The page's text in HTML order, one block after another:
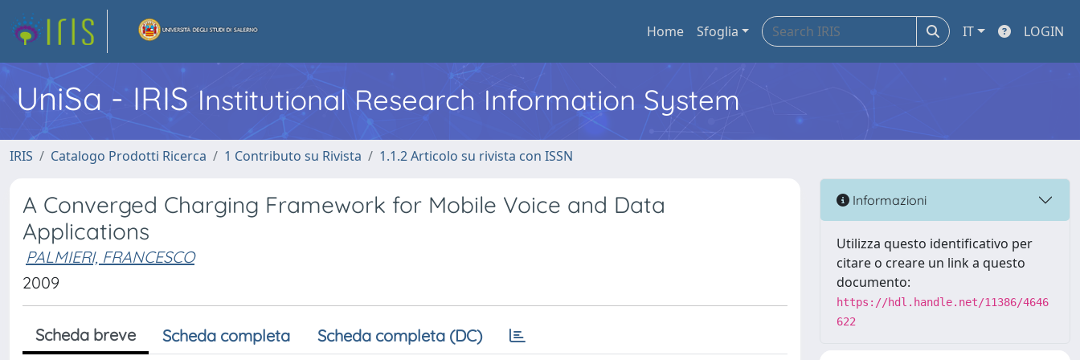
Home Sfoglia IT LOGIN
UniSa - IRIS Institutional Research Information System
IRIS Catalogo Prodotti Ricerca 1 Contributo su Rivista 1.1.2 Articolo su rivista con ISSN
A Converged Charging Framework for Mobile Voice and Data
Applications
PALMIERI, FRANCESCO
2009
Scheda breve Scheda completa Scheda completa (DC)
Informazioni
Utilizza questo identificativo per
citare o creare un link a questo
documento:
https://hdl.handle.net/11386/4646
622